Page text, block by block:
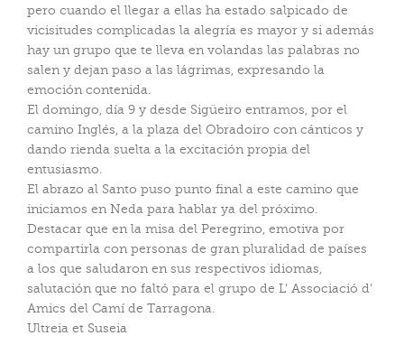
pero cuando el llegar a ellas ha estado salpicado de
vicisitudes complicadas la alegría es mayor y si además
hay un grupo que te lleva en volandas las palabras no
salen y dejan paso a las lágrimas, expresando la
emoción contenida.
El domingo, día 9 y desde Sigüeiro entramos, por el
camino Inglés, a la plaza del Obradoiro con cánticos y
dando rienda suelta a la excitación propia del
entusiasmo.
El abrazo al Santo puso punto final a este camino que
iniciamos en Neda para hablar ya del próximo.
Destacar que en la misa del Peregrino, emotiva por
compartirla con personas de gran pluralidad de países
a los que saludaron en sus respectivos idiomas,
salutación que no faltó para el grupo de L’ Associació d’
Amics del Camí de Tarragona.
Ultreia et Suseia